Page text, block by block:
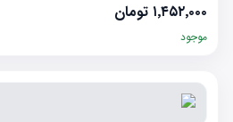
۱٬۴۵۲٬۰۰۰ تومان
موجود